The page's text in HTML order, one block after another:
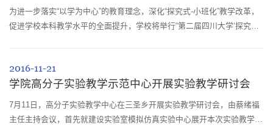
为进一步落实“以学为中心”的教育理念，深化“探究式-小班化”教学改革，
促进学校本科教学水平的全面提升，学校将举行“第二届四川大学‘探究式-
2016-11-21
学院高分子实验教学示范中心开展实验教学研讨会
7月11日，高分子实验教学中心在三圣乡开展实验教学研讨会，由蔡绪福
主任主持会议，首先就建设实验室模拟仿真实验中心展开本次实验教学研